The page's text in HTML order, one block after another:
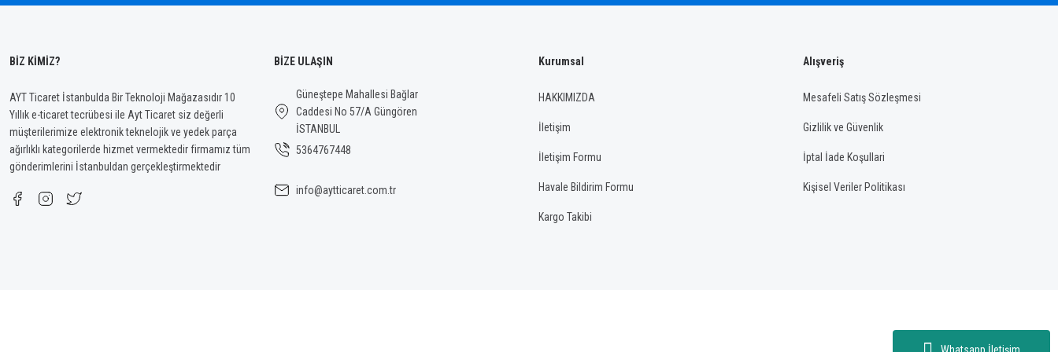
Whatsapp İletişim
BİZ KİMİZ?
AYT Ticaret İstanbulda Bir Teknoloji Mağazasıdır 10
Yıllık e-ticaret tecrübesi ile Ayt Ticaret siz değerli
müşterilerimize elektronik teknelojik ve yedek parça
ağırlıklı kategorilerde hizmet vermektedir firmamız tüm
gönderimlerini İstanbuldan gerçekleştirmektedir
BİZE ULAŞIN
Güneştepe Mahallesi Bağlar
Caddesi No 57/A Güngören
İSTANBUL
5364767448
info@aytticaret.com.tr
Kurumsal
HAKKIMIZDA
İletişim
İletişim Formu
Havale Bildirim Formu
Kargo Takibi
Alışveriş
Mesafeli Satış Sözleşmesi
Gizlilik ve Güvenlik
İptal İade Koşullari
Kişisel Veriler Politikası